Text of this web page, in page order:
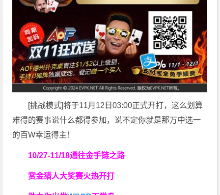
[挑战模式]将于11月12日03:00正式开打，这么划算
难得的赛事说什么都得参加，说不定你就是那万中选一
的百W幸运得主！
10/27-11/18通往金手链之路
赏金猎人大奖赛火热开打